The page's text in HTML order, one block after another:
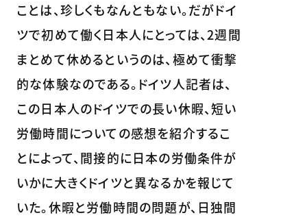
ことは、珍しくもなんともない。だがドイ
ツで初めて働く日本人にとっては、2週間
まとめて休めるというのは、極めて衝撃
的な体験なのである。ドイツ人記者は、
この日本人のドイツでの長い休暇、短い
労働時間についての感想を紹介するこ
とによって、間接的に日本の労働条件が
いかに大きくドイツと異なるかを報じて
いた。休暇と労働時間の問題が、日独間